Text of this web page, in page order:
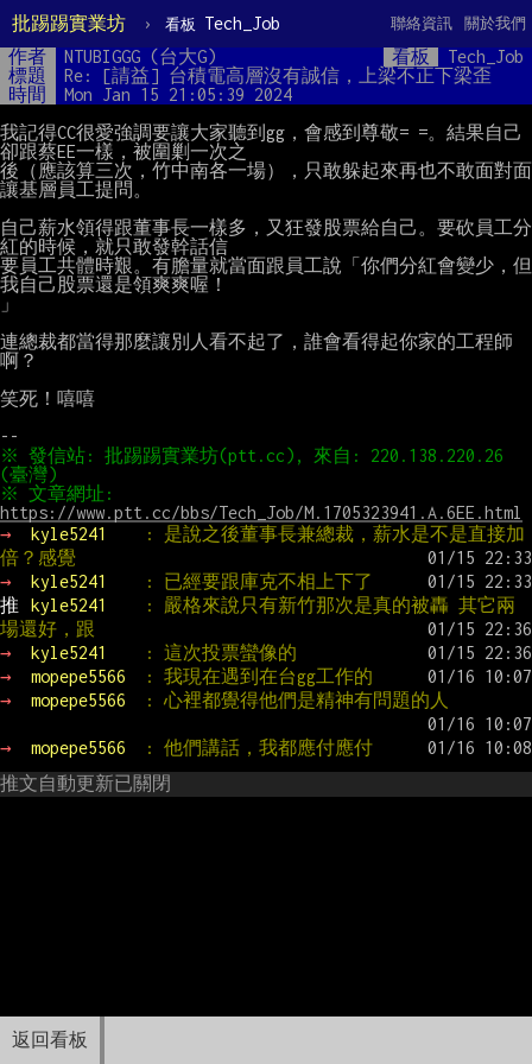
批踢踢實業坊 › 看板 Tech_Job 關於我們
聯絡資訊
返回看板
作者 NTUBIGGG (台大G) 看板
Tech_Job
標題
Re: [請益] 台積電高層沒有誠信，上梁不正下梁歪
時間
Mon Jan 15 21:05:39 2024
我記得CC很愛強調要讓大家聽到gg，會感到尊敬= =。結果自己
卻跟蔡EE一樣，被圍剿一次之
後（應該算三次，竹中南各一場），只敢躲起來再也不敢面對面
讓基層員工提問。
自己薪水領得跟董事長一樣多，又狂發股票給自己。要砍員工分
紅的時候，就只敢發幹話信
要員工共體時艱。有膽量就當面跟員工說「你們分紅會變少，但
我自己股票還是領爽爽喔！
」
連總裁都當得那麼讓別人看不起了，誰會看得起你家的工程師
啊？
笑死！嘻嘻
※ 發信站: 批踢踢實業坊(ptt.cc), 來自: 220.138.220.26
https://www.ptt.cc/bbs/Tech_Job/M.1705323941.A.6EE.html
→
kyle5241
: 是說之後董事長兼總裁，薪水是不是直接加
倍？感覺
→
kyle5241
: 已經要跟庫克不相上下了
推
kyle5241
: 嚴格來說只有新竹那次是真的被轟 其它兩
場還好，跟
→
kyle5241
: 這次投票蠻像的
→
mopepe5566
: 我現在遇到在台gg工作的
→
mopepe5566 : 心裡都覺得他們是精神有問題的人
→ mopepe5566
: 他們講話，我都應付應付
推文自動更新已關閉